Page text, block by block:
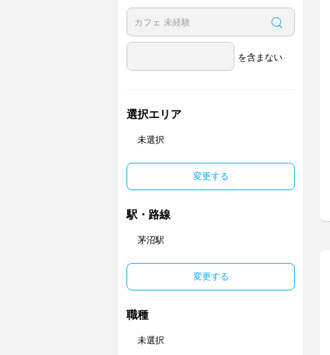
を含まない
選択エリア
未選択
変更する
駅・路線
茅沼駅
変更する
職種
未選択